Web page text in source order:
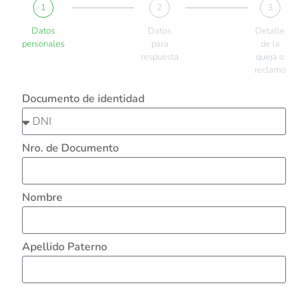
1
Datos
personales
2
Datos
para
respuesta
3
Detalle
de la
queja o
reclamo
Documento de identidad
Nro. de Documento
Nombre
Apellido Paterno